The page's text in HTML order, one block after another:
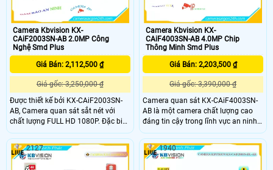
Camera Kbvision KX-
CAiF2003SN-AB 2.0MP Công
Nghệ Smd Plus
Giá Bán: 2,112,500 ₫
Giá gốc: 3,250,000 ₫
Được thiết kế bởi KX-CAiF2003SN-
AB, Camera quan sát sắt nét với
chất lượng FULL HD 1080P. Đặc biệt,
Camera này cung cấp màu sắc ban
đêm với độ rõ nét đến 50m. Được
thiết kế đáp ứng yêu cầu lắp đặt
trong nhà xưởng, Camera có thân
Camera Kbvision KX-
CAiF4003SN-AB 4.0MP Chip
Thông Minh Smd Plus
Giá Bán: 2,203,500 ₫
Giá gốc: 3,390,000 ₫
Camera quan sát KX-CAiF4003SN-
AB là một camera chất lượng cao
đáng tin cậy trong lĩnh vực an ninh
với độ phân giải Full HD 1080p, nó
cung cấp hình ảnh sắc nét và chất
lượng cao đảm bảo giám sát tốt
2127 1940